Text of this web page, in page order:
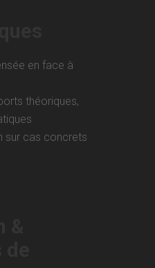
en face à
théoriques,
sur cas concrets